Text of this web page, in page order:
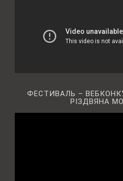
ФЕСТИВАЛЬ –
РІЗДВЯНА